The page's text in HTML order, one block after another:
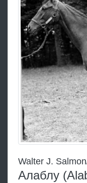
Walter J.
Алаблу